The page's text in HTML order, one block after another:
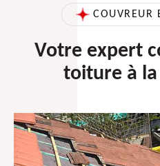
COUVREUR
Votre expert
toiture à